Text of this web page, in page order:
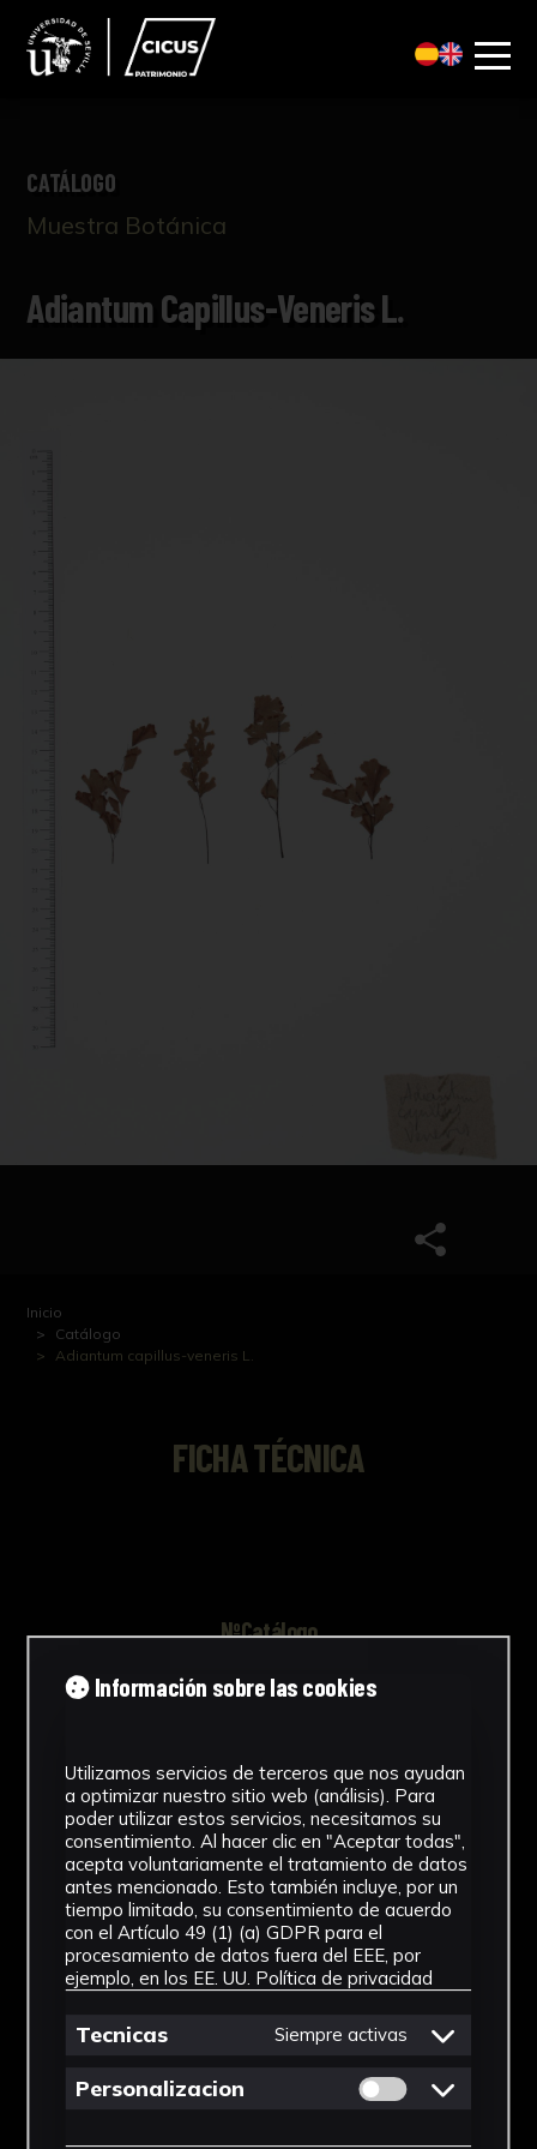
CATÁLOGO
Muestra Botánica
Adiantum Capillus-Veneris L.
Inicio
Catálogo
Adiantum capillus-veneris L.
FICHA TÉCNICA
NºCatálogo
FHEB-03688
Muestra Botánica
Cronología
SF
Fondo
Fondo Herbario
Información sobre las cookies
Utilizamos servicios de terceros que nos ayudan
a optimizar nuestro sitio web (análisis). Para
poder utilizar estos servicios, necesitamos su
consentimiento. Al hacer clic en "Aceptar todas",
acepta voluntariamente el tratamiento de datos
antes mencionado. Esto también incluye, por un
tiempo limitado, su consentimiento de acuerdo
con el Artículo 49 (1) (a) GDPR para el
procesamiento de datos fuera del EEE, por
ejemplo, en los EE. UU. Política de privacidad
Tecnicas Siempre activas
Personalizacion Permitir cookies